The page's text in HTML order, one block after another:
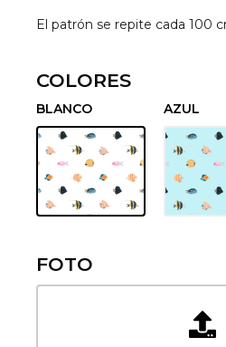
El patrón se repite cada 100
COLORES
BLANCO AZUL
FOTO